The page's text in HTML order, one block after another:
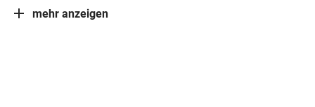
mehr anzeigen